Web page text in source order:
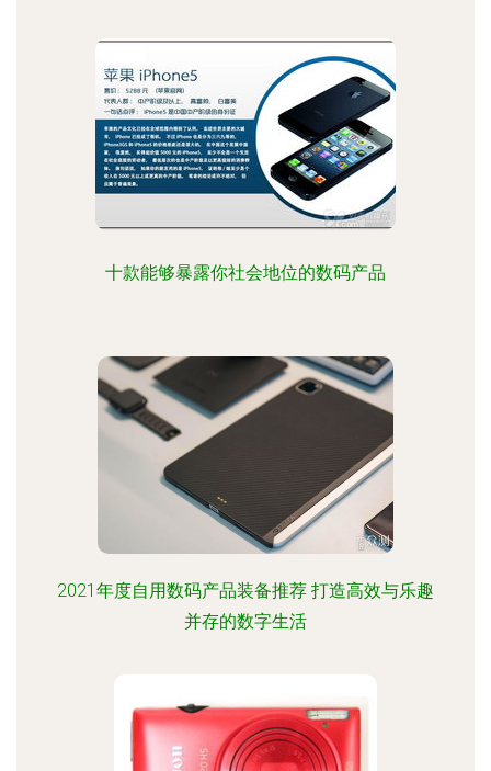
十款能够暴露你社会地位的数码产品
2021年度自用数码产品装备推荐 打造高效与乐趣
并存的数字生活